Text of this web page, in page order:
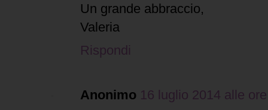
Un grande abbraccio,
Valeria
Rispondi
Anonimo 16 luglio 2014 alle